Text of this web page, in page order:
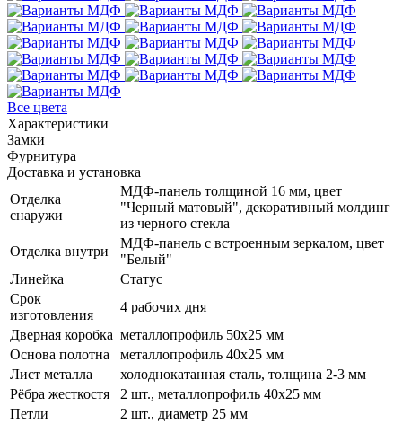
Все цвета
Характеристики
Замки
Фурнитура
Доставка и установка
Отделка
снаружи
МДФ-панель толщиной 16 мм, цвет
"Черный матовый", декоративный молдинг
из черного стекла
Отделка внутри
МДФ-панель с встроенным зеркалом, цвет
"Белый"
Линейка
Статус
Срок
изготовления
4 рабочих дня
Дверная коробка металлопрофиль 50x25 мм
Основа полотна
металлопрофиль 40x25 мм
Лист металла
холоднокатанная сталь, толщина 2-3 мм
Рёбра жесткостя
2 шт., металлопрофиль 40х25 мм
Петли
2 шт., диаметр 25 мм